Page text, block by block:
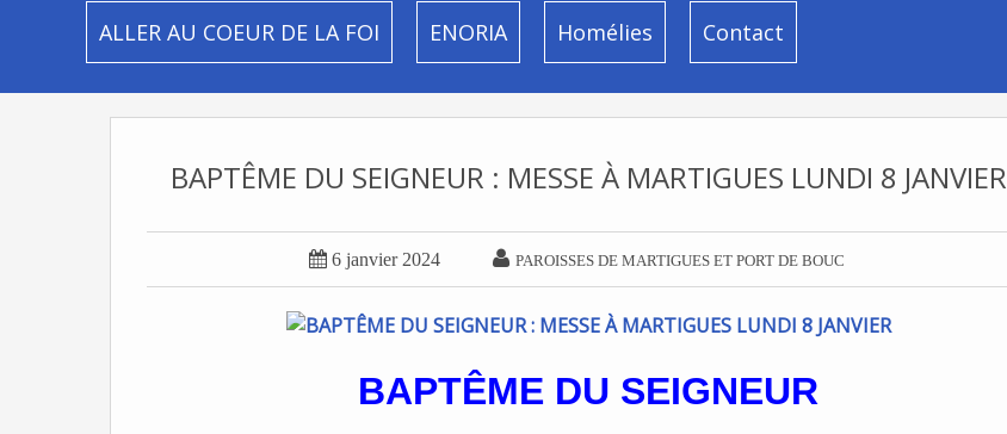
ALLER AU COEUR DE LA FOI ENORIA Homélies Contact
BAPTÊME DU SEIGNEUR : MESSE À MARTIGUES LUNDI 8 JANVIER
 6 janvier 2024  PAROISSES DE MARTIGUES ET PORT DE BOUC
BAPTÊME DU SEIGNEUR